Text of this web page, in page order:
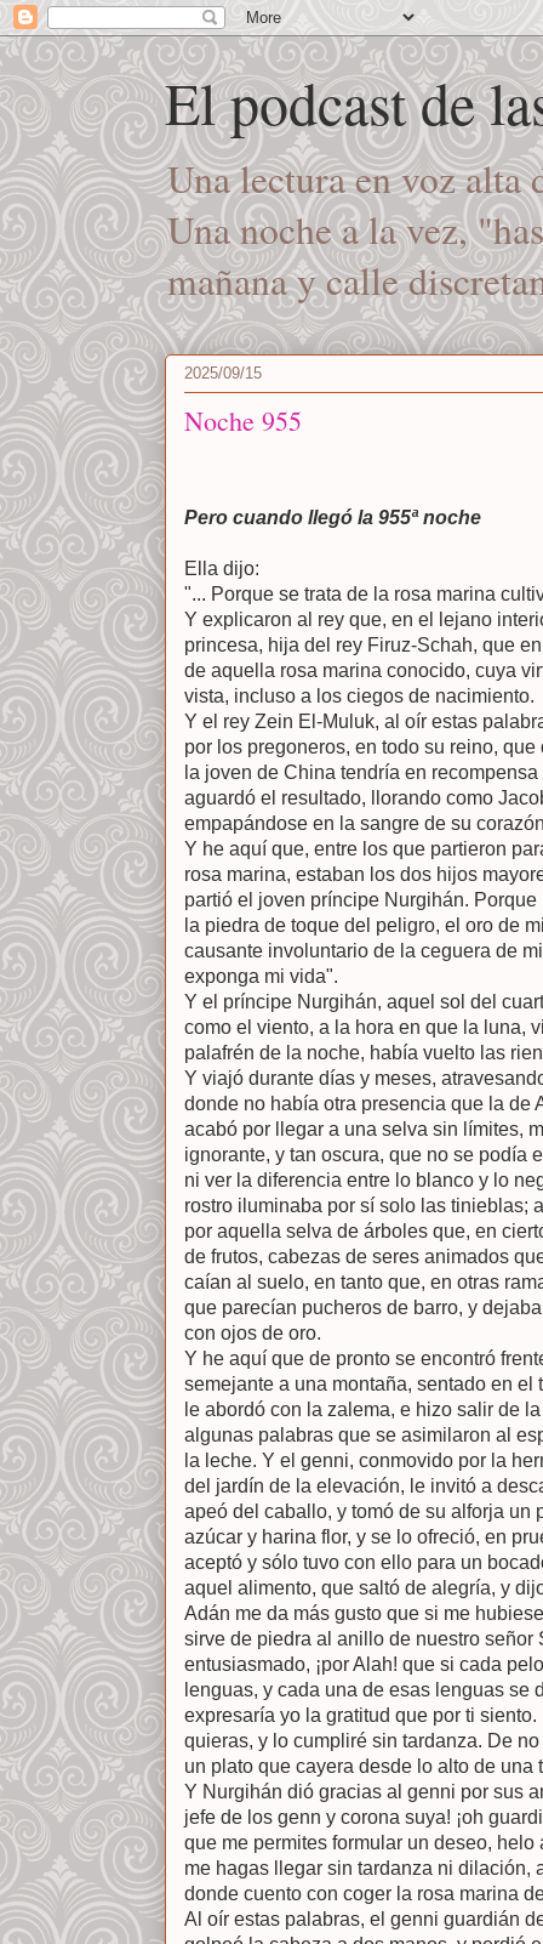
El podcast de
Una lectura en voz alta
Una noche a la vez,
mañana y calle
2025/09/15
Noche 955
Pero cuando llegó la 955ª noche
Ella dijo:
"... Porque se trata de la rosa marina
Y explicaron al rey que, en el lejano
princesa, hija del rey Firuz-Schah, que
de aquella rosa marina conocido, cuya
vista, incluso a los ciegos de nacimiento.
Y el rey Zein El-Muluk, al oír estas
por los pregoneros, en todo su reino,
la joven de China tendría en
aguardó el resultado, llorando como
empapándose en la sangre de su
Y he aquí que, entre los que partieron
rosa marina, estaban los dos hijos
partió el joven príncipe Nurgihán.
la piedra de toque del peligro, el oro de
causante involuntario de la ceguera de
exponga mi vida".
Y el príncipe Nurgihán, aquel sol del
como el viento, a la hora en que la luna,
palafrén de la noche, había vuelto las
Y viajó durante días y meses,
donde no había otra presencia que la de
acabó por llegar a una selva sin límites,
ignorante, y tan oscura, que no se podía
ni ver la diferencia entre lo blanco y lo
rostro iluminaba por sí solo las tinieblas;
por aquella selva de árboles que, en
de frutos, cabezas de seres animados
caían al suelo, en tanto que, en otras
que parecían pucheros de barro, y
con ojos de oro.
Y he aquí que de pronto se encontró
semejante a una montaña, sentado en el
le abordó con la zalema, e hizo salir de
algunas palabras que se asimilaron al
la leche. Y el genni, conmovido por la
del jardín de la elevación, le invitó a
apeó del caballo, y tomó de su alforja un
azúcar y harina flor, y se lo ofreció, en
aceptó y sólo tuvo con ello para un
aquel alimento, que saltó de alegría, y
Adán me da más gusto que si me
sirve de piedra al anillo de nuestro señor
entusiasmado, ¡por Alah! que si cada
lenguas, y cada una de esas lenguas se
expresaría yo la gratitud que por ti
quieras, y lo cumpliré sin tardanza. De
un plato que cayera desde lo alto de una
Y Nurgihán dió gracias al genni por sus
jefe de los genn y corona suya! ¡oh
que me permites formular un deseo,
me hagas llegar sin tardanza ni dilación,
donde cuento con coger la rosa marina
Al oír estas palabras, el genni guardián